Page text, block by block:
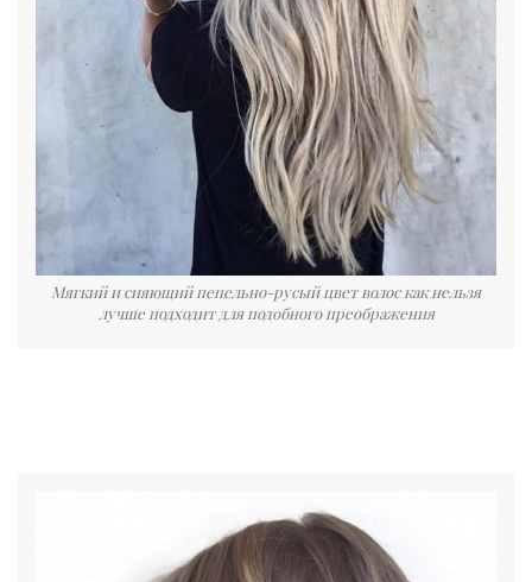
Мягкий и сияющий пепельно-русый цвет волос как нельзя
лучше подходит для подобного преображения